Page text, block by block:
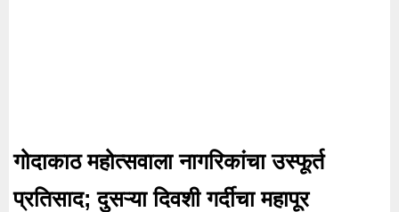
गोदाकाठ महोत्सवाला नागरिकांचा उस्फूर्त
प्रतिसाद; दुसऱ्या दिवशी गर्दीचा महापूर